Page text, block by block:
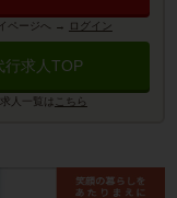
ページへ → ログイン
行求人TOP
人一覧は こちら